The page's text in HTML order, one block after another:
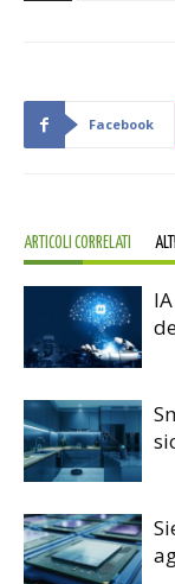
Facebook
ARTICOLI CORRELATI